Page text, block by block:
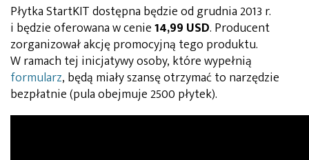
Płytka StartKIT dostępna będzie od grudnia 2013 r.
i będzie oferowana w cenie14,99 USD. Producent
zorganizował akcję promocyjną tego produktu.
W ramach tej inicjatywy osoby, które wypełnią
formularz, będą miały szansę otrzymać to narzędzie
bezpłatnie (pula obejmuje 2500 płytek).